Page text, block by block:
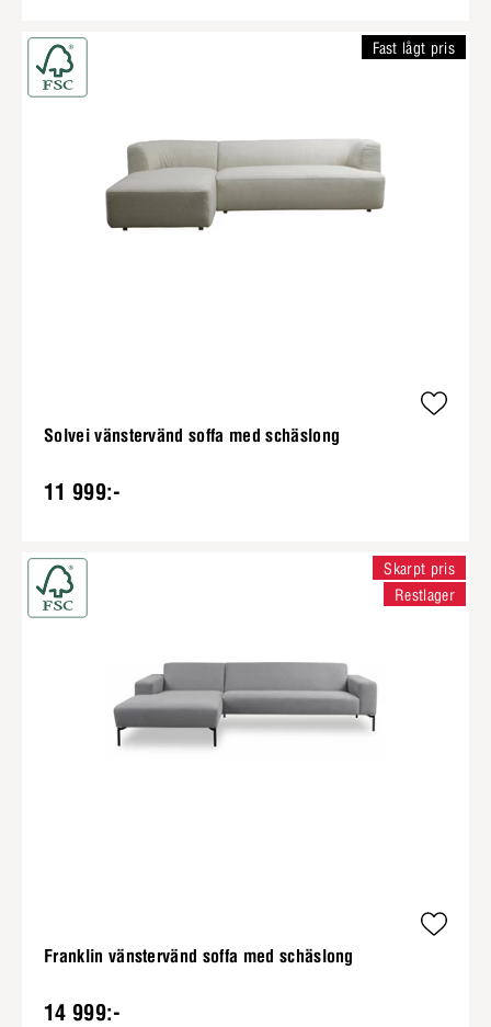
Solvei vänstervänd soffa med schäslong
11 999:-
Fast lågt pris
Franklin vänstervänd soffa med schäslong
14 999:-
Skarpt pris
Restlager